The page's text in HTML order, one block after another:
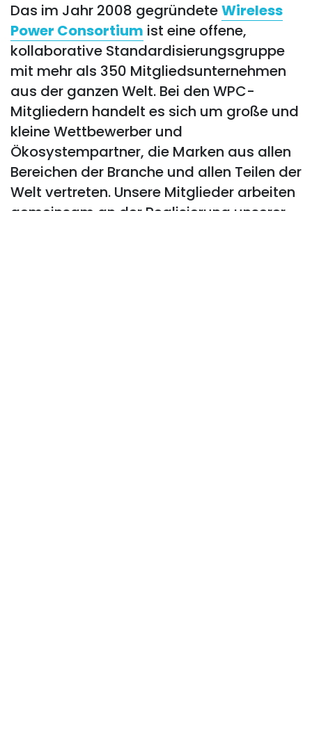
Das im Jahr 2008 gegründeteWireless
Power Consortium ist eine offene,
kollaborative Standardisierungsgruppe
mit mehr als 350 Mitgliedsunternehmen
aus der ganzen Welt. Bei den WPC-
Mitgliedern handelt es sich um große und
kleine Wettbewerber und
Ökosystempartner, die Marken aus allen
Bereichen der Branche und allen Teilen der
Welt vertreten. Unsere Mitglieder arbeiten
gemeinsam an der Realisierung unserer